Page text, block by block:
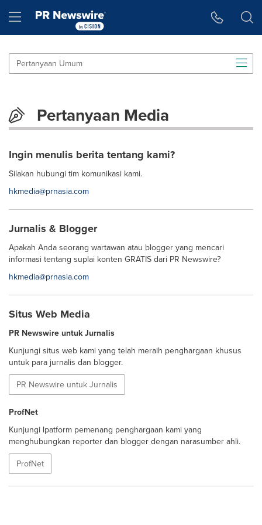
Hamburger menu
Pertanyaan Umum
Pertanyaan Media
Ingin menulis berita tentang kami?
Silakan hubungi tim komunikasi kami.
hkmedia@prnasia.com
Jurnalis & Blogger
Apakah Anda seorang wartawan atau blogger yang mencari
informasi tentang suplai konten GRATIS dari PR Newswire?
hkmedia@prnasia.com
Situs Web Media
PR Newswire untuk Jurnalis
Kunjungi situs web kami yang telah meraih penghargaan khusus
untuk para jurnalis dan blogger.
PR Newswire untuk Jurnalis
ProfNet
Kunjungi lpatform pemenang penghargaan kami yang
menghubungkan reporter dan blogger dengan narasumber ahli.
ProfNet